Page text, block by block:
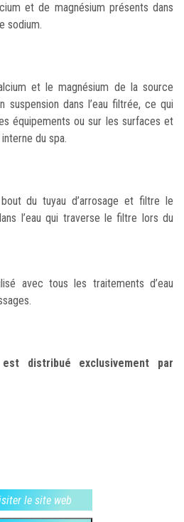
et de magnésium présents dans
sodium.
et le magnésium de la source
suspension dans l’eau filtrée, ce qui
équipements ou sur les surfaces et
du spa.
du tuyau d’arrosage et filtre le
l’eau qui traverse le filtre lors du
avec tous les traitements d’eau
distribué exclusivement par
le site web